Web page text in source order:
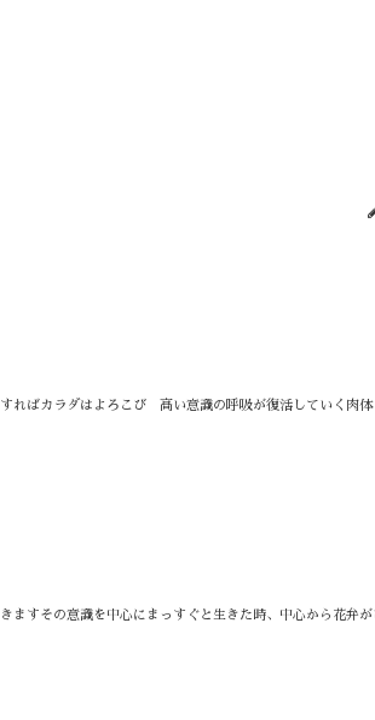
ばカラダはよろこび 高い意識の呼吸が復活していく肉体
す⁡⁡その意識を中心にまっすぐと生きた時、中心から花弁が